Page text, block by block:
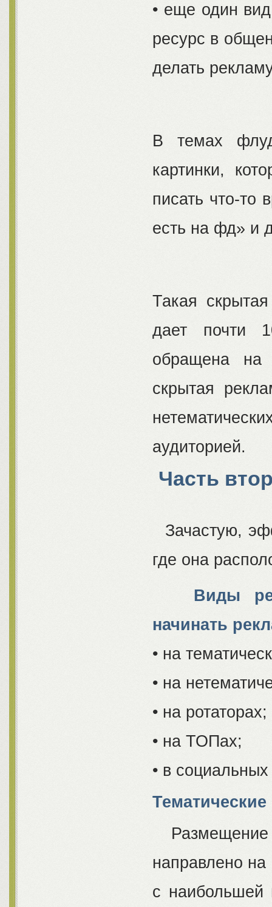
• еще один
ресурс в
делать
В темах
картинки,
писать что-то
есть на фд» и
Такая
дает почти
обращена на
скрытая
аудиторией.
Часть
Зачастую,
где она
Виды
начинать
• на
• на
• на ротаторах;
• на ТОПах;
• в социальных
Размещение
направлено
с наибольшей